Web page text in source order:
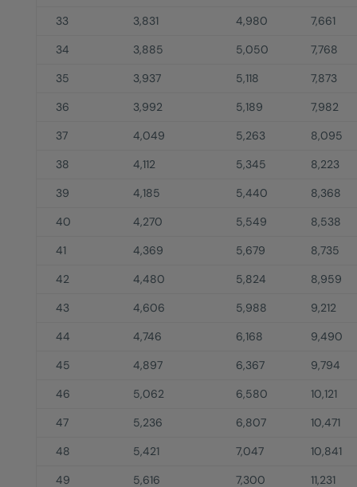
33
3,831 4,980
7,661
34
3,885 5,050
7,768
35
3,937 5,118
7,873
36
3,992 5,189
7,982
37
4,049 5,263
8,095
38
4,112 5,345
8,223
39
4,185 5,440
8,368
40
4,270 5,549
8,538
41
4,369 5,679
8,735
42
4,480 5,824
8,959
43
4,606 5,988
9,212
44
4,746 6,168
9,490
45
4,897 6,367
9,794
46
5,062 6,580
10,121
47
5,236 6,807
10,471
48
5,421 7,047
10,841
49
5,616 7,300 11,231